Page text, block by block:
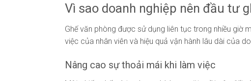
Vì sao doanh nghiệp nên đầu tư
Ghế văn phòng được sử dụng liên tục trong nhiều giờ
việc của nhân viên và hiệu quả vận hành lâu dài của
Nâng cao sự thoải mái khi làm việc